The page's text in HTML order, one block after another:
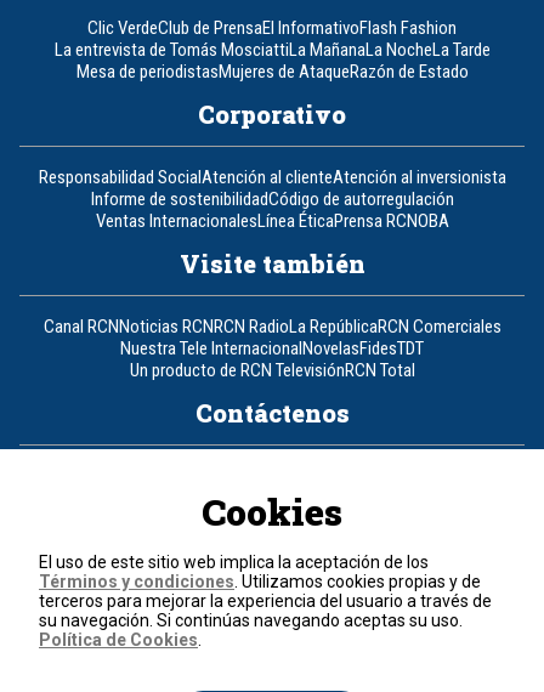
Clic VerdeClub de PrensaEl InformativoFlash Fashion
La entrevista de Tomás MosciattiLa MañanaLa NocheLa Tarde
Mesa de periodistasMujeres de AtaqueRazón de Estado
Corporativo
Responsabilidad SocialAtención al clienteAtención al inversionista
Informe de sostenibilidadCódigo de autorregulación
Ventas InternacionalesLínea ÉticaPrensa RCNOBA
Visite también
Canal RCN Noticias RCN RCN RadioLa RepúblicaRCN Comerciales
Nuestra Tele Internacional NovelasFidesTDT
Un producto de RCN TelevisiónRCN Total
Contáctenos
Política de cookies
Términos y condiciones
© 2026, RCN Medios.
Todos los derechos reservados.
Cookies
El uso de este sitio web implica la aceptación de los
Términos y condiciones . Utilizamos cookies propias y de
terceros para mejorar la experiencia del usuario a través de
su navegación. Si continúas navegando aceptas su uso.
Política de Cookies